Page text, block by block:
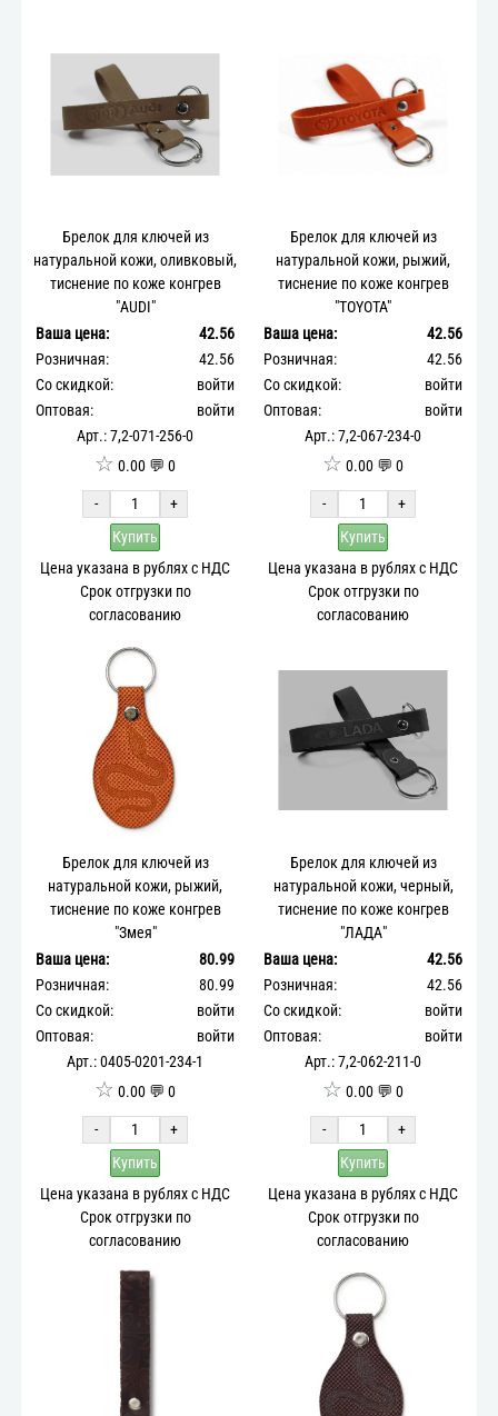
Брелок для ключей из
натуральной кожи, оливковый,
тиснение по коже конгрев
"AUDI"
Ваша цена:
42.56
Розничная:
42.56
Со скидкой:
войти
Оптовая:
войти
Арт.: 7,2-071-256-0
☆ 0.00 💬 0
-
+
Купить
Цена указана в рублях с НДС
Срок отгрузки по
согласованию
Брелок для ключей из
натуральной кожи, рыжий,
тиснение по коже конгрев
"TOYOTA"
Ваша цена:
42.56
Розничная:
42.56
Со скидкой:
войти
Оптовая:
войти
Арт.: 7,2-067-234-0
☆ 0.00 💬 0
-
+
Купить
Цена указана в рублях с НДС
Срок отгрузки по
согласованию
Брелок для ключей из
натуральной кожи, рыжий,
тиснение по коже конгрев
"Змея"
Ваша цена:
80.99
Розничная:
80.99
Со скидкой:
войти
Оптовая:
войти
Арт.: 0405-0201-234-1
☆ 0.00 💬 0
-
+
Купить
Цена указана в рублях с НДС
Срок отгрузки по
согласованию
Брелок для ключей из
натуральной кожи, черный,
тиснение по коже конгрев
"ЛАДА"
Ваша цена:
42.56
Розничная:
42.56
Со скидкой:
войти
Оптовая:
войти
Арт.: 7,2-062-211-0
☆ 0.00 💬 0
-
+
Купить
Цена указана в рублях с НДС
Срок отгрузки по
согласованию